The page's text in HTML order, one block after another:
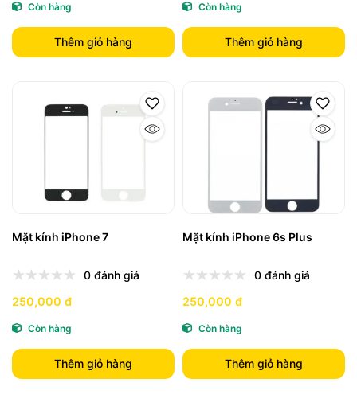
Còn hàng
Thêm giỏ hàng
Còn hàng
Thêm giỏ hàng
Mặt kính iPhone 7
0 đánh giá
250,000 đ
Còn hàng
Thêm giỏ hàng
Mặt kính iPhone 6s Plus
0 đánh giá
250,000 đ
Còn hàng
Thêm giỏ hàng